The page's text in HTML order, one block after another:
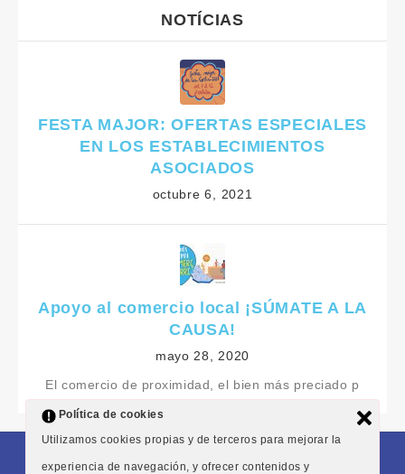
NOTÍCIAS
FESTA MAJOR: OFERTAS ESPECIALES
EN LOS ESTABLECIMIENTOS
ASOCIADOS
octubre 6, 2021
Apoyo al comercio local ¡SÚMATE A LA
CAUSA!
mayo 28, 2020
El comercio de proximidad, el bien más preciado p
Condiciones generales Aviso legal
Política de cookies
Utilizamos cookies propias y de terceros para mejorar la
experiencia de navegación, y ofrecer contenidos y